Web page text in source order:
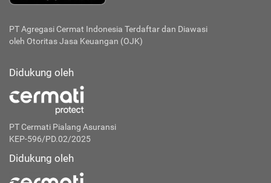
PT Agregasi Cermat Indonesia Terdaftar dan Diawasi
oleh Otoritas Jasa Keuangan (OJK)
Didukung oleh
PT Cermati Pialang Asuransi
KEP-596/PD.02/2025
Didukung oleh